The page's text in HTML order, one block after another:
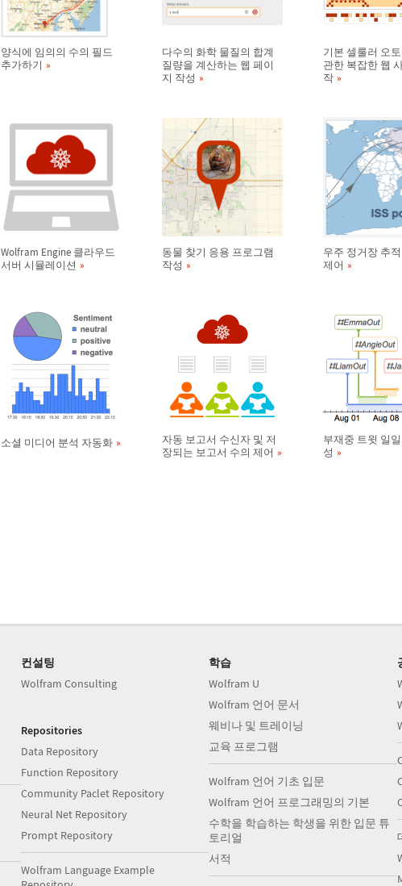
양식에 임의의 수의 필드
추가하기
다수의 화학 물질의 합계
질량을 계산하는 웹 페이
지 작성
기본 셀룰러 오
관한 복잡한 웹
작
Wolfram Engine 클라우드
서버 시뮬레이션
동물 찾기 응용 프로그램
작성
우주 정거장 추
제어
소셜 미디어 분석 자동화
자동 보고서 수신자 및 저
장되는 보고서 수의 제어
부재중 트윗 일
성
컨설팅
Wolfram Consulting
Repositories
Data Repository
Function Repository
Community Paclet Repository
Neural Net Repository
Prompt Repository
Wolfram Language Example
학습
Wolfram U
Wolfram 언어 문서
웨비나 및 트레이닝
교육 프로그램
Wolfram 언어 기초 입문
Wolfram 언어 프로그래밍의 기본
수학을 학습하는 학생을 위한 입문 튜
토리얼
서적